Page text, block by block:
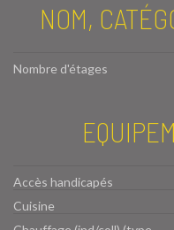
NOM,
Nombre d'étages
Accès handicapés
Cuisine